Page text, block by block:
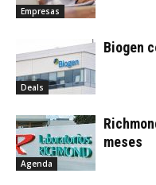
Empresas
Deals
Biogen
Agenda
meses